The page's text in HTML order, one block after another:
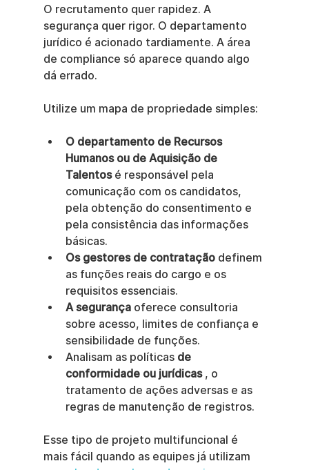
O recrutamento quer rapidez. A
segurança quer rigor. O departamento
jurídico é acionado tardiamente. A área
de compliance só aparece quando algo
dá errado.
Utilize um mapa de propriedade simples:
O departamento de Recursos
Humanos ou de Aquisição de
Talentos é responsável pela
comunicação com os candidatos,
pela obtenção do consentimento e
pela consistência das informações
básicas.
Os gestores de contratação definem
as funções reais do cargo e os
requisitos essenciais.
A segurança oferece consultoria
sobre acesso, limites de confiança e
sensibilidade de funções.
Analisam as políticas de
conformidade ou jurídicas , o
tratamento de ações adversas e as
regras de manutenção de registros.
Esse tipo de projeto multifuncional é
mais fácil quando as equipes já utilizam